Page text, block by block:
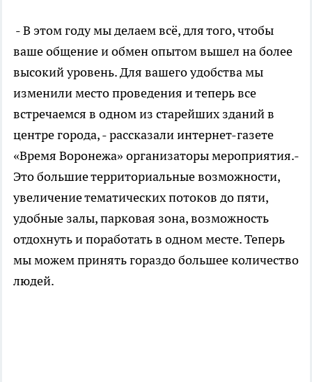
- В этом году мы делаем всё, для того, чтобы
ваше общение и обмен опытом вышел на более
высокий уровень. Для вашего удобства мы
изменили место проведения и теперь все
встречаемся в одном из старейших зданий в
центре города, - рассказали интернет-газете
«Время Воронежа» организаторы мероприятия.-
Это большие территориальные возможности,
увеличение тематических потоков до пяти,
удобные залы, парковая зона, возможность
отдохнуть и поработать в одном месте. Теперь
мы можем принять гораздо большее количество
людей.